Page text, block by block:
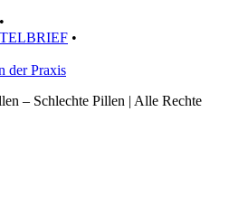
•
•
der Praxis
– Schlechte Pillen | Alle Rechte